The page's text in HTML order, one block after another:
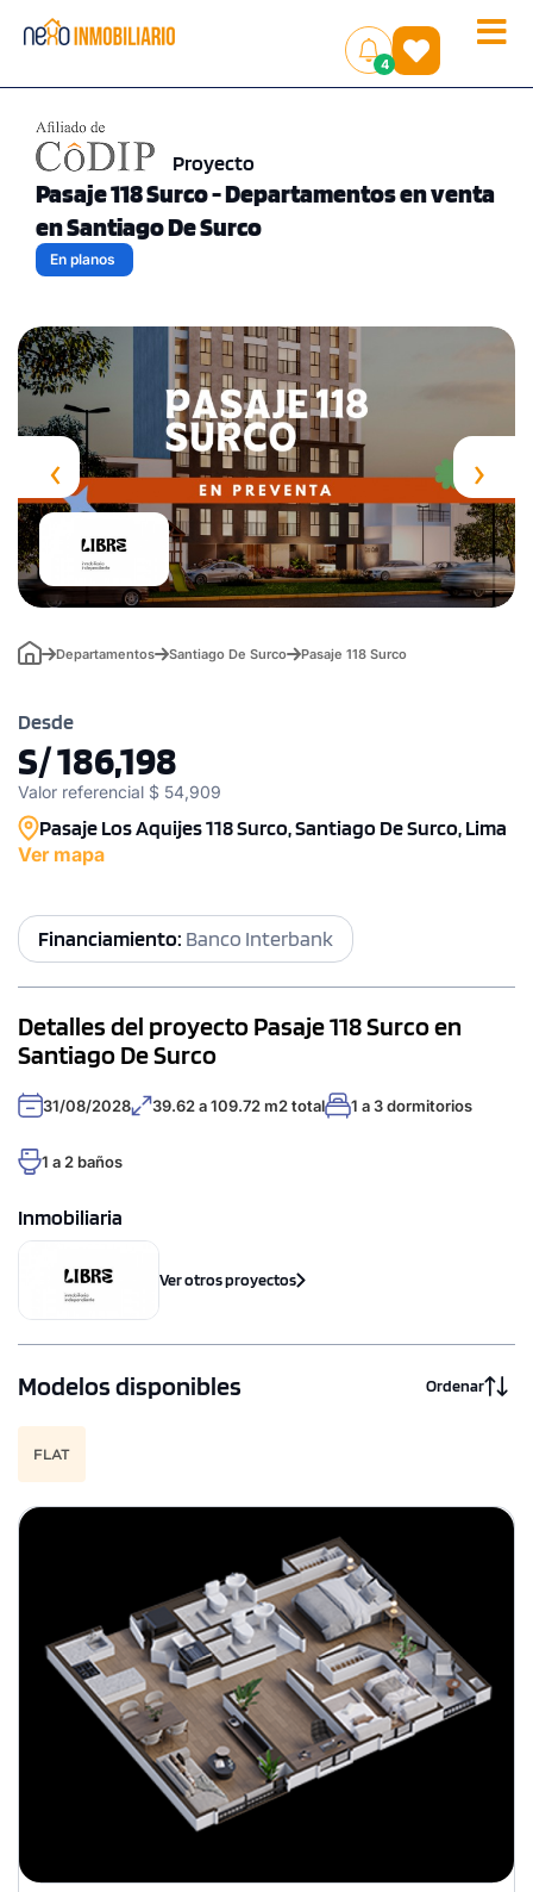
Toggle
4
()
Proyecto
Pasaje 118 Surco - Departamentos en venta
en Santiago De Surco
En planos
‹ ›
Departamentos Santiago De Surco Pasaje 118 Surco
Desde
S/ 186,198
Valor referencial $ 54,909
Pasaje Los Aquijes 118 Surco, Santiago De Surco, Lima
Ver mapa
Financiamiento: Banco Interbank
Detalles del proyecto Pasaje 118 Surco en
Santiago De Surco
31/08/2028 39.62 a 109.72 m2 total 1 a 3 dormitorios
1 a 2 baños
Inmobiliaria
Ver otros proyectos
Modelos disponibles Ordenar
FLAT